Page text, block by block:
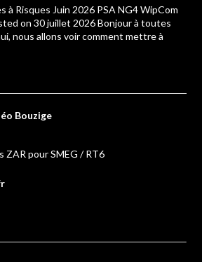
à Risques Juin 2026 PSA NG4 WipCom
on 30 juillet 2026 Bonjour à toutes
nous allons voir comment mettre à
Bouzige
ZAR pour SMEG / RT6